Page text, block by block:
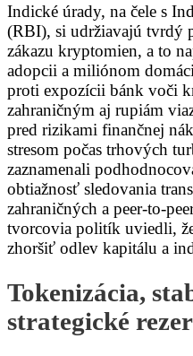
Indické úrady, na čele s
(RBI), si udržiavajú tvrdý
zákazu kryptomien, a to
adopcii a miliónom
proti expozícii bánk voči
zahraničným aj rupiám
pred rizikami finančnej
stresom počas trhových
zaznamenali
obtiažnosť sledovania
zahraničných a peer-to-
tvorcovia politík uviedli,
zhoršiť odlev kapitálu a
Tokenizácia,
strategické